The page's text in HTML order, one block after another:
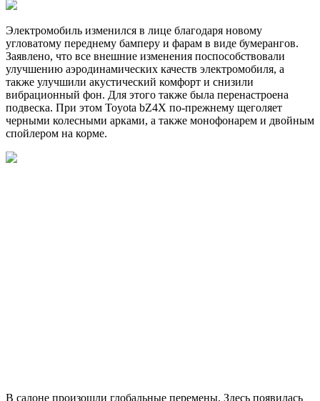
Электромобиль изменился в лице благодаря новому
угловатому переднему бамперу и фарам в виде бумерангов.
Заявлено, что все внешние изменения поспособствовали
улучшению аэродинамических качеств электромобиля, а
также улучшили акустический комфорт и снизили
вибрационный фон. Для этого также была перенастроена
подвеска. При этом Toyota bZ4X по-прежнему щеголяет
черными колесными арками, а также монофонарем и двойным
спойлером на корме.
В салоне произошли глобальные перемены. Здесь появилась